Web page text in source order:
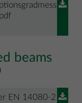
beams
EN 14080-2